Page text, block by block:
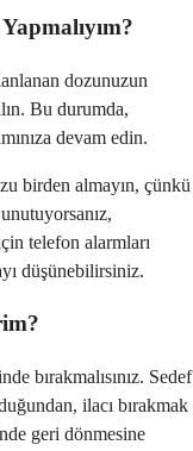
dozunuzun
Bu durumda,
devam edin.
birden almayın, çünkü
telefon alarmları
düşünebilirsiniz.
bırakmalısınız. Sedef
ilacı bırakmak
geri dönmesine